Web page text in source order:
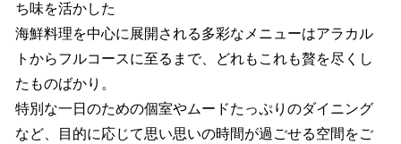
ち味を活かした
海鮮料理を中心に展開される多彩なメニューはアラカル
トからフルコースに至るまで、どれもこれも贅を尽くし
たものばかり。
特別な一日のための個室やムードたっぷりのダイニング
など、目的に応じて思い思いの時間が過ごせる空間をご